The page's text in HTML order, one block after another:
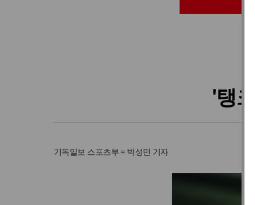
'탱
기독일보 스포츠부 = 박성민 기자